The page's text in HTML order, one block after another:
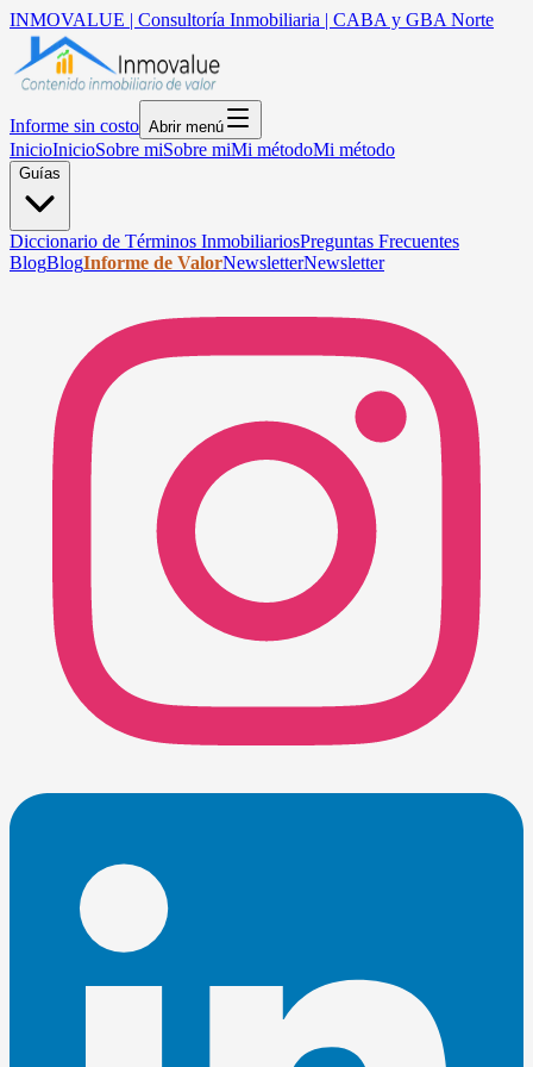
INMOVALUE | Consultoría Inmobiliaria | CABA y GBA Norte
Informe sin costo Abrir menú
InicioInicioSobre miSobre miMi métodoMi método
Guías
Diccionario de Términos InmobiliariosPreguntas Frecuentes
BlogBlogInforme de ValorNewsletterNewsletter